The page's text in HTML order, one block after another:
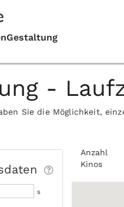
-
Sie die Möglichkeit,
s
Anzahl
Kinos